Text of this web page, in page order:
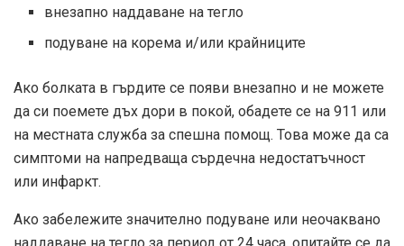
внезапно наддаване на тегло
подуване на корема и/или крайниците
Ако болката в гърдите се появи внезапно и не можете
да си поемете дъх дори в покой, обадете се на 911 или
на местната служба за спешна помощ. Това може да са
симптоми на напредваща сърдечна недостатъчност
или инфаркт.
Ако забележите значително подуване или неочаквано